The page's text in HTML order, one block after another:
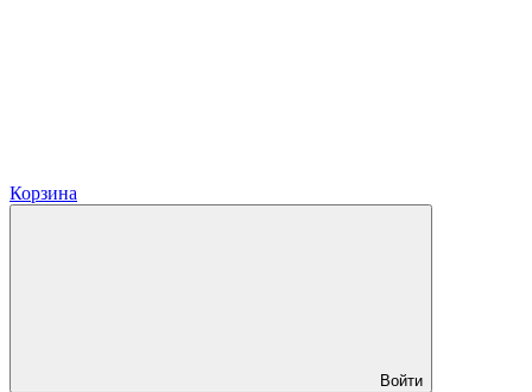
Корзина
Войти